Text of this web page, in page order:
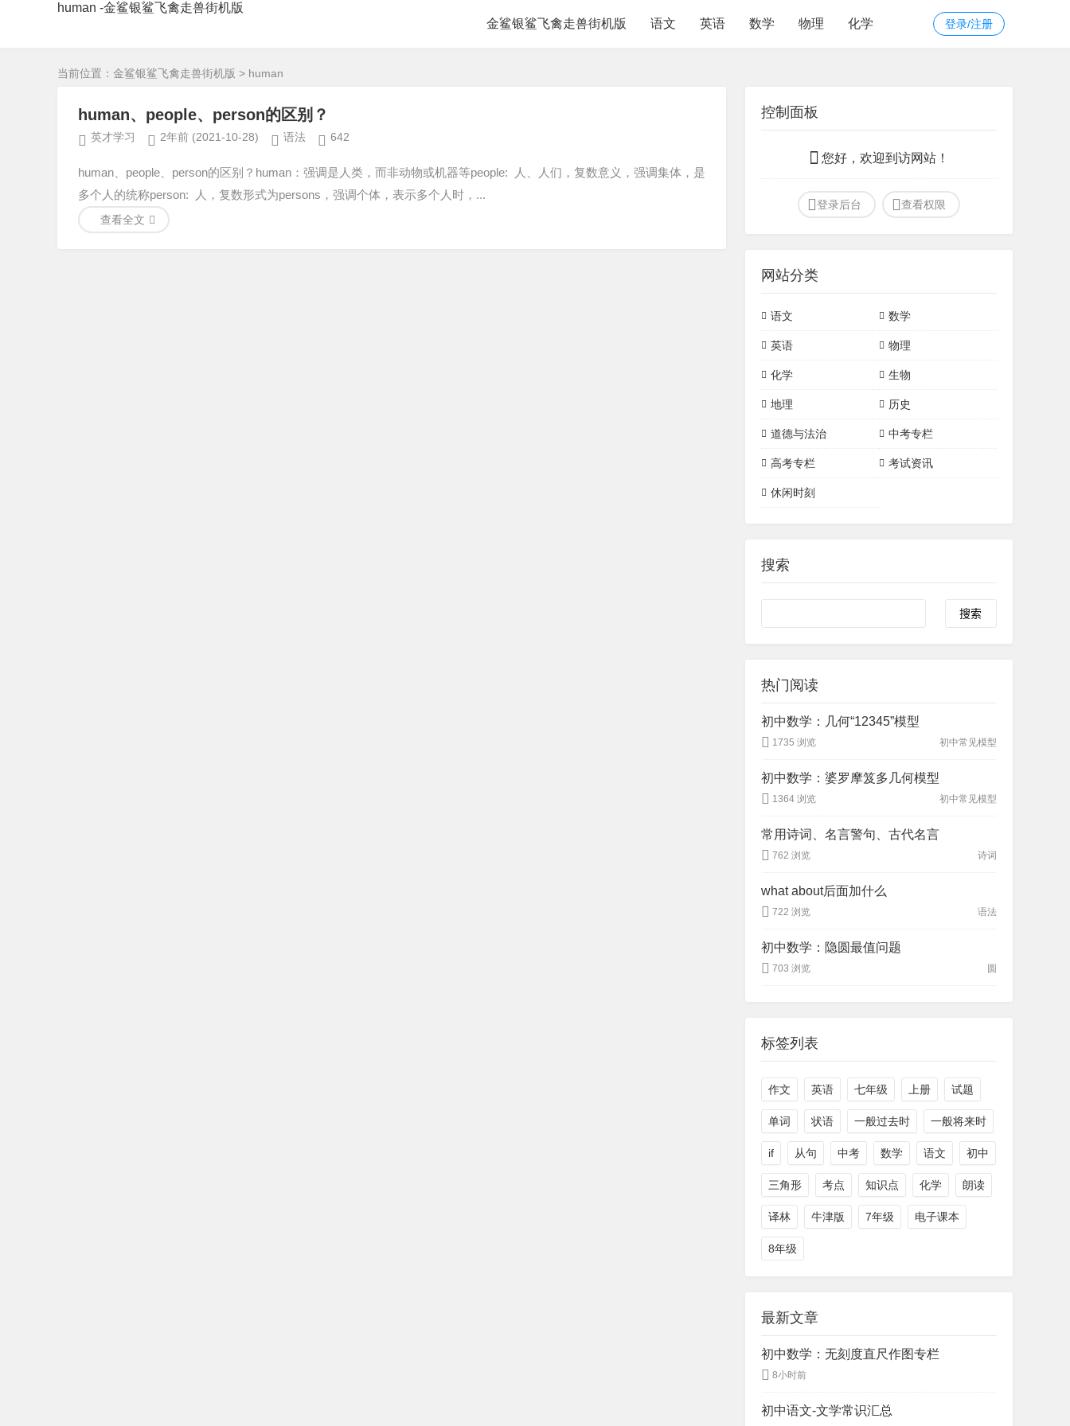
human -金鲨银鲨飞禽走兽街机版
登录/注册
金鲨银鲨飞禽走兽街机版 语文 英语 数学 物理 化学
当前位置： 金鲨银鲨飞禽走兽街机版 > human
human、people、person的区别？
英才学习 2年前 (2021-10-28) 语法 642
human、people、person的区别？human：强调是人类，而非动物或机器等people: 人、人们，复数意义，强调集体，是
多个人的统称person: 人，复数形式为persons，强调个体，表示多个人时，...
查看全文
控制面板
您好，欢迎到访网站！
登录后台 查看权限
网站分类
语文
文化常识
诗词
数学
一次函数
圆
英语
英语作文
物理
化学
高中化学
化学常识 化学物质
有机化合物
化学实验
生物
地理 历史
道德与法治 中考专栏
高考专栏 考试资讯
休闲时刻
搜索
热门阅读
初中数学：几何“12345”模型
1735 浏览 初中常见模型
初中数学：婆罗摩笈多几何模型
1364 浏览 初中常见模型
常用诗词、名言警句、古代名言
762 浏览 诗词
what about后面加什么
722 浏览 语法
初中数学：隐圆最值问题
703 浏览 圆
标签列表
作文 英语 七年级 上册 试题
单词 状语 一般过去时 一般将来时
if 从句 中考 数学 语文 初中
三角形 考点 知识点 化学 朗读
译林 牛津版 7年级 电子课本
8年级
最新文章
初中数学：无刻度直尺作图专栏
8小时前
初中语文-文学常识汇总